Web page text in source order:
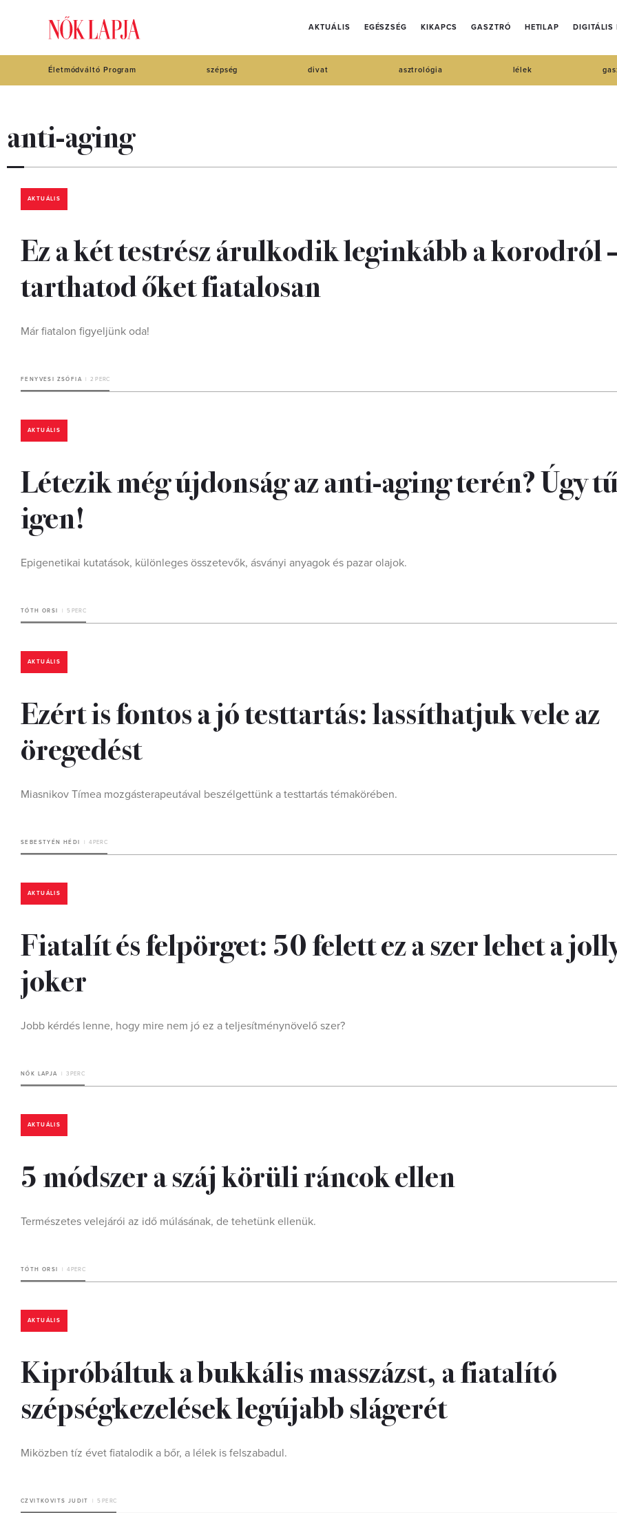
AKTUÁLIS EGÉSZSÉG KIKAPCS GASZTRÓ HETILAP DIGITÁLIS
Életmódváltó Program szépség divat asztrológia lélek
anti-aging
AKTUÁLIS
Ez a két testrész árulkodik leginkább a korodról
tarthatod őket fiatalosan
Már fiatalon figyeljünk oda!
FENYVESI ZSÓFIA 2 PERC
AKTUÁLIS
Létezik még újdonság az anti-aging terén? Úgy
igen!
Epigenetikai kutatások, különleges összetevők, ásványi anyagok és pazar olajok.
TÓTH ORSI 5 PERC
AKTUÁLIS
Ezért is fontos a jó testtartás: lassíthatjuk vele az
öregedést
Miasnikov Tímea mozgásterapeutával beszélgettünk a testtartás témakörében.
SEBESTYÉN HÉDI 4 PERC
AKTUÁLIS
Fiatalít és felpörget: 50 felett ez a szer lehet a
joker
Jobb kérdés lenne, hogy mire nem jó ez a teljesítménynövelő szer?
NŐK LAPJA 3 PERC
AKTUÁLIS
5 módszer a száj körüli ráncok ellen
Természetes velejárói az idő múlásának, de tehetünk ellenük.
TÓTH ORSI 4 PERC
AKTUÁLIS
Kipróbáltuk a bukkális masszázst, a fiatalító
szépségkezelések legújabb slágerét
Miközben tíz évet fiatalodik a bőr, a lélek is felszabadul.
CZVITKOVITS JUDIT 5 PERC